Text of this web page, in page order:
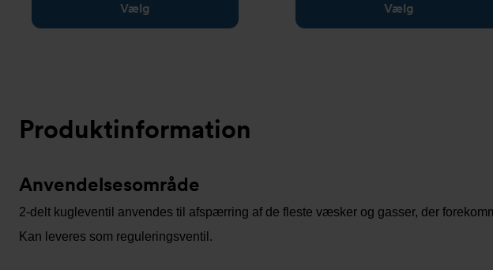
Vælg Vælg
Produktinformation
Anvendelsesområde
2-delt kugleventil anvendes til afspærring af de fleste væsker og gasser, der
Kan leveres som reguleringsventil.